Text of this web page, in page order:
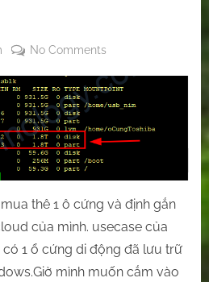
No Commentson
How
do
mount
hard
disk
was
used
windows
thê 1 ô cứng và định gắn
của mình. usecase của
có 1 ổ cứng di động đã lưu trữ
mình muốn cắm vào